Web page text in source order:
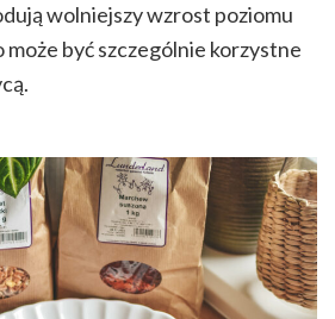
wolniejszy wzrost poziomu
być szczególnie korzystne